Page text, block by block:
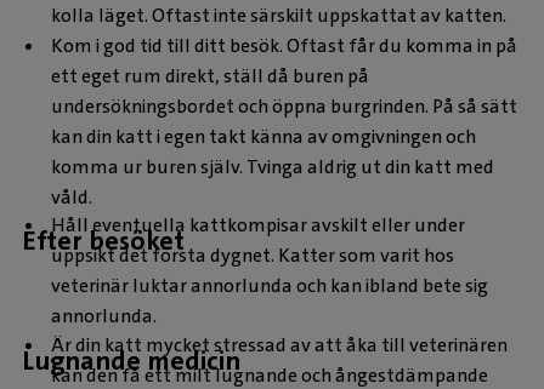
kolla läget. Oftast inte särskilt uppskattat av katten.
Kom i god tid till ditt besök. Oftast får du komma in på
ett eget rum direkt, ställ då buren på
undersökningsbordet och öppna burgrinden. På så sätt
kan din katt i egen takt känna av omgivningen och
komma ur buren själv. Tvinga aldrig ut din katt med
våld.
Efter besöket
Håll eventuella kattkompisar avskilt eller under
uppsikt det första dygnet. Katter som varit hos
veterinär luktar annorlunda och kan ibland bete sig
annorlunda.
Lugnande medicin
Är din katt mycket stressad av att åka till veterinären
kan den få ett milt lugnande och ångestdämpande